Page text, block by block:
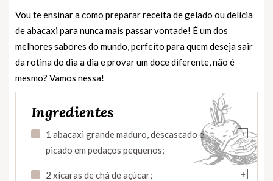
Vou te ensinar a como preparar receita de gelado ou delícia
de abacaxi para nunca mais passar vontade! É um dos
melhores sabores do mundo, perfeito para quem deseja sair
da rotina do dia a dia e provar um doce diferente, não é
mesmo? Vamos nessa!
Ingredientes
+
1 abacaxi grande maduro, descascado e
picado em pedaços pequenos;
+
2 xícaras de chá de açúcar;